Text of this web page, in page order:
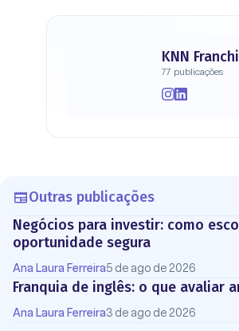
KNN
77 publicações
Outras publicações
Negócios para investir: como
oportunidade segura
Ana Laura Ferreira5 de ago de 2026
Franquia de inglês: o que avaliar
Ana Laura Ferreira3 de ago de 2026